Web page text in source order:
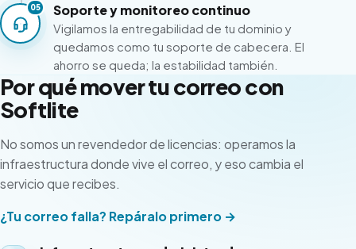
05 Soporte y monitoreo continuo
Vigilamos la entregabilidad de tu dominio y
quedamos como tu soporte de cabecera. El
ahorro se queda; la estabilidad también.
Por qué mover tu correo con
Softlite
No somos un revendedor de licencias: operamos la
infraestructura donde vive el correo, y eso cambia el
servicio que recibes.
¿Tu correo falla? Repáralo primero →